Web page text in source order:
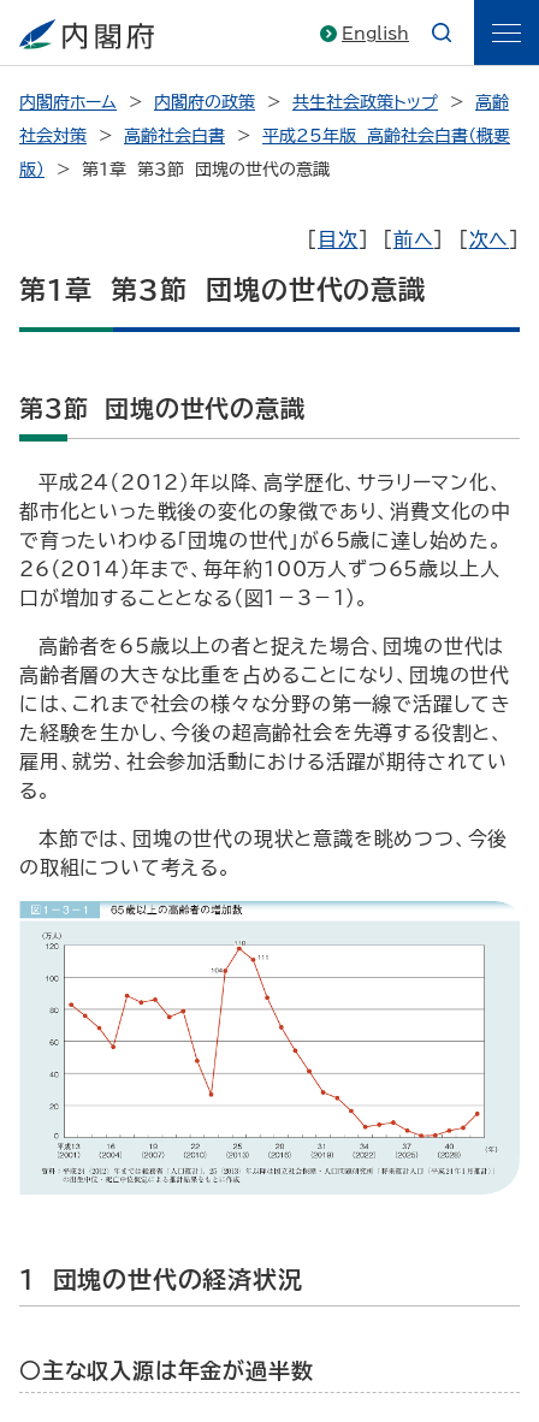
English
内閣府ホーム 内閣府の政策 共生社会政策トップ
高齢
社会対策
高齢社会白書
平成25年版 高齢社会白書（概要
版）
第1章 第3節 団塊の世代の意識
目次 前へ 次へ
第1章 第3節 団塊の世代の意識
第3節 団塊の世代の意識
平成24（2012）年以降、高学歴化、サラリーマン化、
都市化といった戦後の変化の象徴であり、消費文化の中
で育ったいわゆる「団塊の世代」が65歳に達し始めた。
26（2014）年まで、毎年約100万人ずつ65歳以上人
口が増加することとなる（図1－3－1）。
高齢者を65歳以上の者と捉えた場合、団塊の世代は
高齢者層の大きな比重を占めることになり、団塊の世代
には、これまで社会の様々な分野の第一線で活躍してき
た経験を生かし、今後の超高齢社会を先導する役割と、
雇用、就労、社会参加活動における活躍が期待されてい
る。
本節では、団塊の世代の現状と意識を眺めつつ、今後
の取組について考える。
1 団塊の世代の経済状況
○主な収入源は年金が過半数